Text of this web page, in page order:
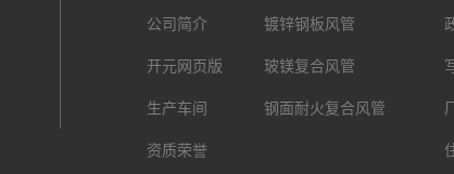
公司简介
开元网页版
生产车间
资质荣誉
镀锌钢板风管
玻镁复合风管
钢面耐火复合风管